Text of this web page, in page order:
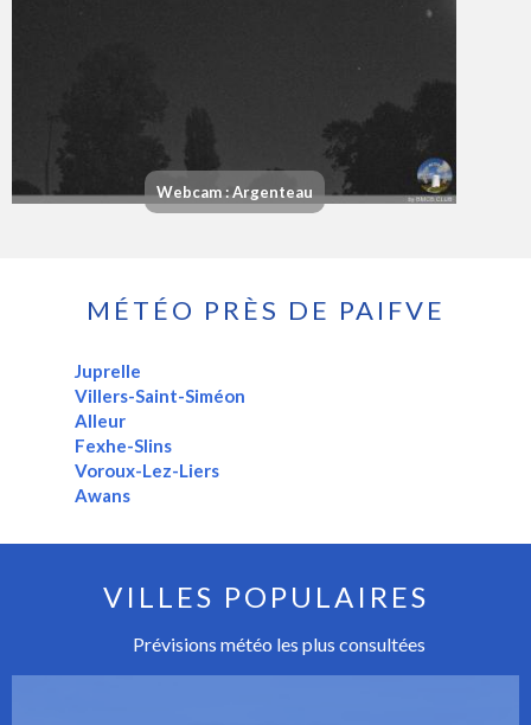
Webcam : Argenteau
MÉTÉO PRÈS DE PAIFVE
Juprelle
Villers-Saint-Siméon
Alleur
Fexhe-Slins
Voroux-Lez-Liers
Awans
VILLES POPULAIRES
Prévisions météo les plus consultées